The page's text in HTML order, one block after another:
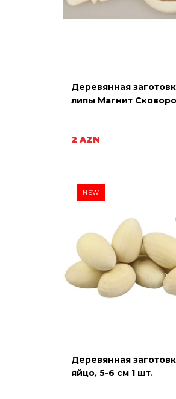
Деревянная
липы Магнит
2 AZN
NEW
Деревянная
яйцо, 5-6 cм 1 шт.